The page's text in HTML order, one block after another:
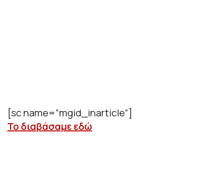
[sc name=”mgid_inarticle”]
Το διαβάσαμε εδώ